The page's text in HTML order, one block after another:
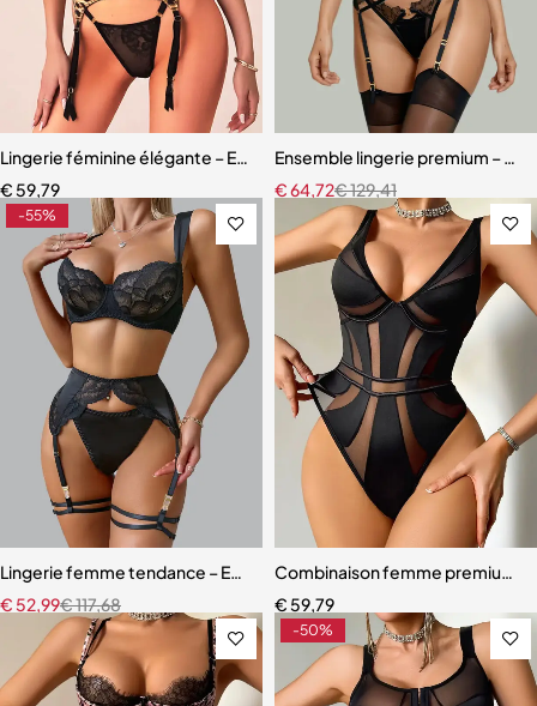
Lingerie féminine élégante – Ensemble léopard avec détails en
€ 59,79
Ensemble lingerie premium –
€129,41
€64,72
-55%
Lingerie femme tendance – Ensemble coordonné en dentelle et
€117,68
€ 52,99
Combinaison femme premium
€ 59,79
-50%